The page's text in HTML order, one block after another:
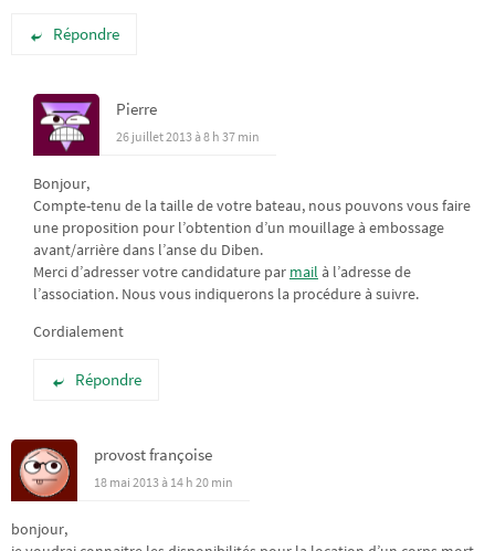
Répondre
Pierre
26 juillet 2013 à 8 h 37 min
Bonjour,
Compte-tenu de la taille de votre bateau, nous pouvons vous faire
une proposition pour l’obtention d’un mouillage à embossage
avant/arrière dans l’anse du Diben.
Merci d’adresser votre candidature par mail à l’adresse de
l’association. Nous vous indiquerons la procédure à suivre.
Cordialement
Répondre
provost françoise
18 mai 2013 à 14 h 20 min
bonjour,